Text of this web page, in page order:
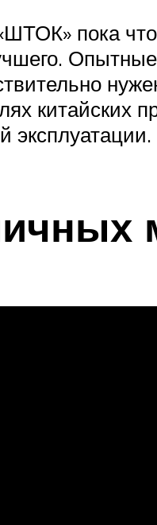
пока
китайских
эксплуатации.